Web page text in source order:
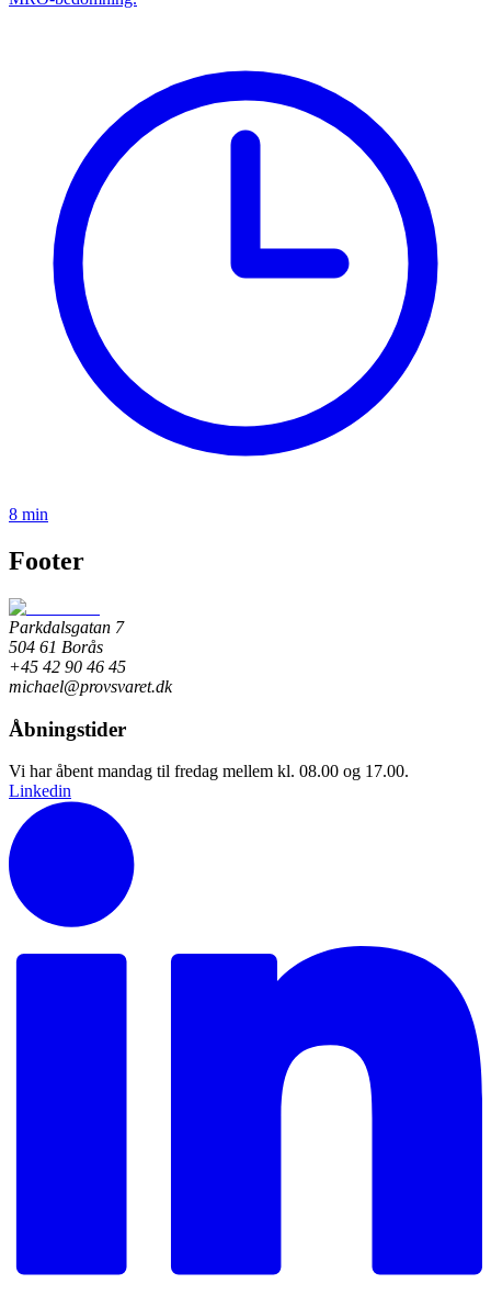
8 min
Footer
Parkdalsgatan 7
504 61 Borås
+45 42 90 46 45
michael@provsvaret.dk
Åbningstider
Vi har åbent mandag til fredag mellem kl. 08.00 og 17.00.
Linkedin